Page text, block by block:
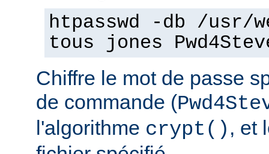
htpasswd -db /usr/
tous jones
Chiffre le mot de passe
de commande (
l'algorithme crypt() , et